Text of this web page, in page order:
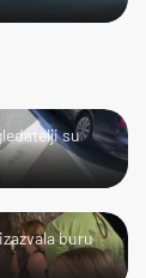
su
buru